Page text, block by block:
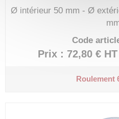
Ø intérieur 50 mm - Ø
Code
Prix : 72,80 € HT
Roulement